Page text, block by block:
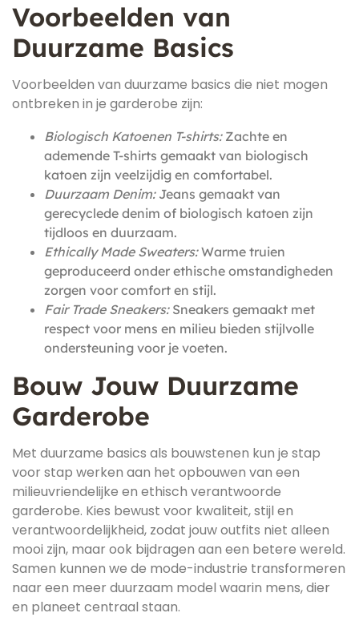
Voorbeelden van
Duurzame Basics
Voorbeelden van duurzame basics die niet mogen
ontbreken in je garderobe zijn:
Biologisch Katoenen T-shirts:Zachte en
ademende T-shirts gemaakt van biologisch
katoen zijn veelzijdig en comfortabel.
Duurzaam Denim:Jeans gemaakt van
gerecyclede denim of biologisch katoen zijn
tijdloos en duurzaam.
Ethically Made Sweaters:Warme truien
geproduceerd onder ethische omstandigheden
zorgen voor comfort en stijl.
Fair Trade Sneakers:Sneakers gemaakt met
respect voor mens en milieu bieden stijlvolle
ondersteuning voor je voeten.
Bouw Jouw Duurzame
Garderobe
Met duurzame basics als bouwstenen kun je stap
voor stap werken aan het opbouwen van een
milieuvriendelijke en ethisch verantwoorde
garderobe. Kies bewust voor kwaliteit, stijl en
verantwoordelijkheid, zodat jouw outfits niet alleen
mooi zijn, maar ook bijdragen aan een betere wereld.
Samen kunnen we de mode-industrie transformeren
naar een meer duurzaam model waarin mens, dier
en planeet centraal staan.